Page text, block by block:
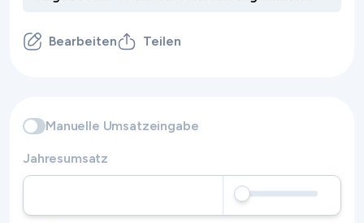
Bearbeiten Teilen
Manuelle Umsatzeingabe
Jahresumsatz